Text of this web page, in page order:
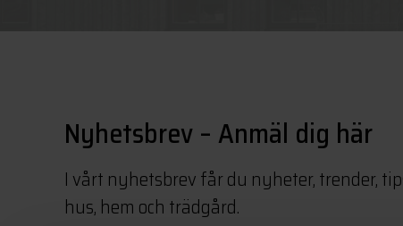
Nyhetsbrev – Anmäl dig här
I vårt nyhetsbrev får du nyheter, trender,
hus, hem och trädgård.